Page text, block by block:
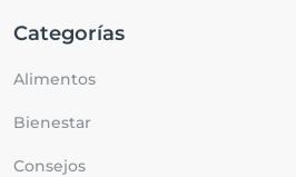
Categorías
Alimentos
Bienestar
Consejos